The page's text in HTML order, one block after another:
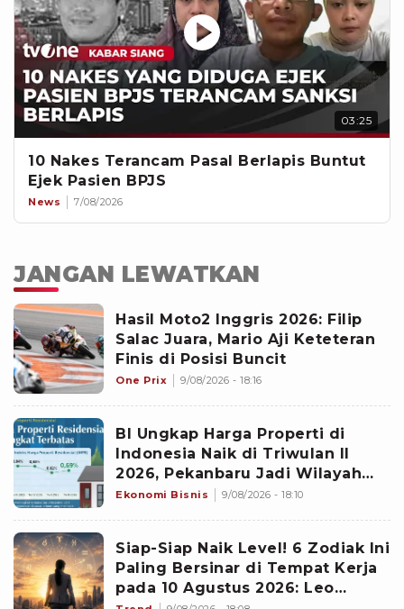
03:25
10 Nakes Terancam Pasal Berlapis Buntut
Ejek Pasien BPJS
News 7/08/2026
JANGAN LEWATKAN
Hasil Moto2 Inggris 2026: Filip
Salac Juara, Mario Aji Keteteran
Finis di Posisi Buncit
One Prix 9/08/2026 - 18:16
BI Ungkap Harga Properti di
Indonesia Naik di Triwulan II
2026, Pekanbaru Jadi Wilayah
Paling Mencolok
Ekonomi Bisnis 9/08/2026 - 18:10
Siap-Siap Naik Level! 6 Zodiak Ini
Paling Bersinar di Tempat Kerja
pada 10 Agustus 2026: Leo